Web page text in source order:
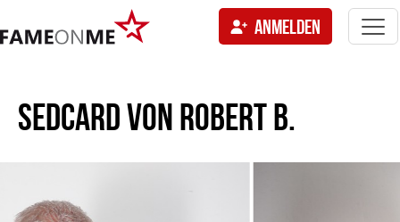
ANMELDEN
SEDCARD VONROBERT B.